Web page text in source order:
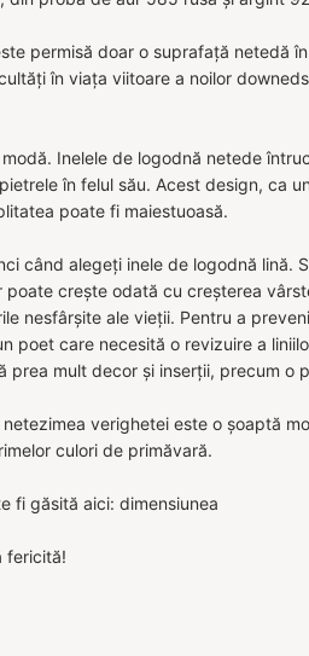
permisă doar o suprafață netedă
în viața viitoare a noilor
Inelele de logodnă netede
în felul său. Acest design, ca
poate fi maiestuoasă.
când alegeți inele de logodnă lină.
crește odată cu creșterea
nesfârșite ale vieții. Pentru a
poet care necesită o revizuire a
prea mult decor și inserții, precum o
verighetei este o șoaptă
culori de primăvară.
fi găsită aici: dimensiunea
fericită!